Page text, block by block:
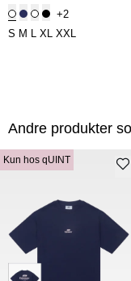
+2
S M L XL XXL
Andre produkter
Kun hos qUINT